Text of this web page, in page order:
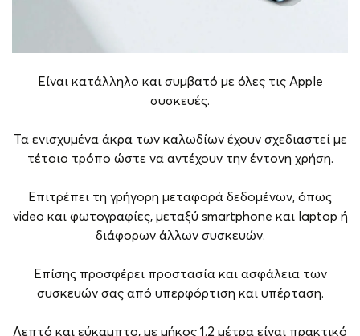
Είναι κατάλληλο και συμβατό με όλες τις Apple
συσκευές.
Τα ενισχυμένα άκρα των καλωδίων έχουν σχεδιαστεί με
τέτοιο τρόπο ώστε να αντέχουν την έντονη χρήση.
Επιτρέπει τη γρήγορη μεταφορά δεδομένων, όπως
video και φωτογραφίες, μεταξύ smartphone και laptop ή
διάφορων άλλων συσκευών.
Επίσης προσφέρει προστασία και ασφάλεια των
συσκευών σας από υπερφόρτιση και υπέρταση.
Λεπτό και εύκαμπτο, με μήκος 1.2 μέτρα είναι πρακτικό